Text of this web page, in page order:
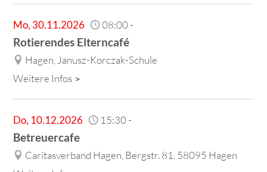
Mo, 30.11.2026 08:00-
Rotierendes Elterncafé
Hagen, Janusz-Korczak-Schule
Weitere Infos
Do, 10.12.2026 15:30-
Betreuercafe
Caritasverband Hagen, Bergstr. 81, 58095 Hagen